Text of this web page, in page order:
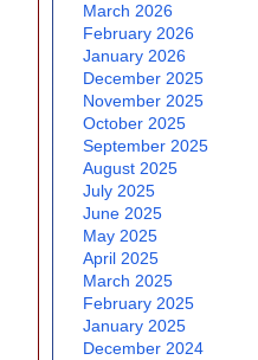
March 2026
February 2026
January 2026
December 2025
November 2025
October 2025
September 2025
August 2025
July 2025
June 2025
May 2025
April 2025
March 2025
February 2025
January 2025
December 2024